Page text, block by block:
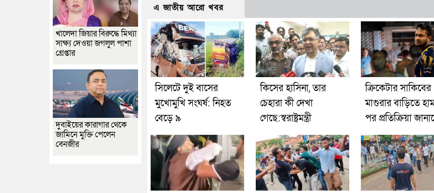
এ জাতীয় আরো খবর
সিলেটে দুই বাসের
মুখোমুখি সংঘর্ষ: নিহত
বেড়ে ৯
কিসের হাসিনা, তার
চেহারা কী দেখা
গেছে:স্বরাষ্ট্রমন্ত্রী
ক্রিকেটার সাকিবের
মাগুরার বাড়িতে
পর প্রতিক্রিয়া
খালেদা জিয়ার বিরুদ্ধে মিথ্যা
সাক্ষ্য দেওয়া জগলুল পাশা
গ্রেপ্তার
দুবাইয়ের কারাগার থেকে
জামিনে মুক্তি পেলেন
বেনজীর